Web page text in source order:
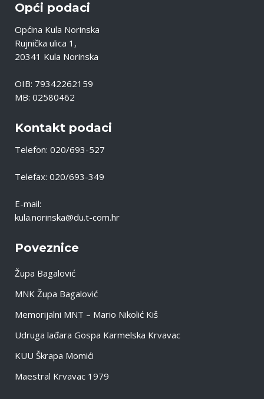
Opći podaci
Općina Kula Norinska
Rujnička ulica 1,
20341 Kula Norinska
OIB: 79342262159
MB: 02580462
Kontakt podaci
Telefon: 020/693-527
Telefax: 020/693-349
E-mail:
kula.norinska@du.t-com.hr
Poveznice
Župa Bagalović
MNK Župa Bagalović
Memorijalni MNT – Mario Nikolić Kiš
Udruga lađara Gospa Karmelska Krvavac
KUU Škrapa Momići
Maestral Krvavac 1979